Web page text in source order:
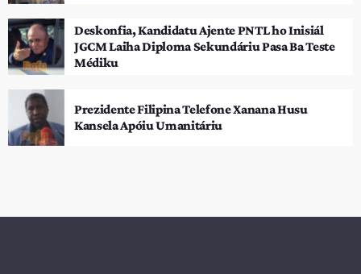
Deskonfia, Kandidatu Ajente PNTL ho Inisiál
JGCM Laiha Diploma Sekundáriu Pasa Ba Teste
Médiku
Prezidente Filipina Telefone Xanana Husu
Kansela Apóiu Umanitáriu